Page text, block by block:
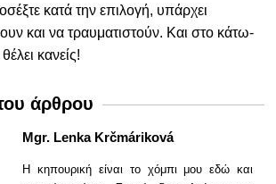
κατά την επιλογή, υπάρχει
και να τραυματιστούν. Και στο κάτω-
κανείς!
άρθρου
Mgr. Lenka Krčmáriková
Η κηπουρική είναι το χόμπι μου εδώ και